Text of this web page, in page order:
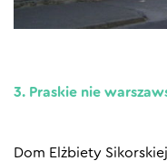
3. Praskie nie
Dom Elżbiety